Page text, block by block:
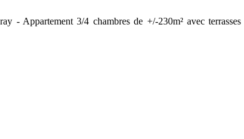
- Appartement 3/4 chambres de +/-230m² avec